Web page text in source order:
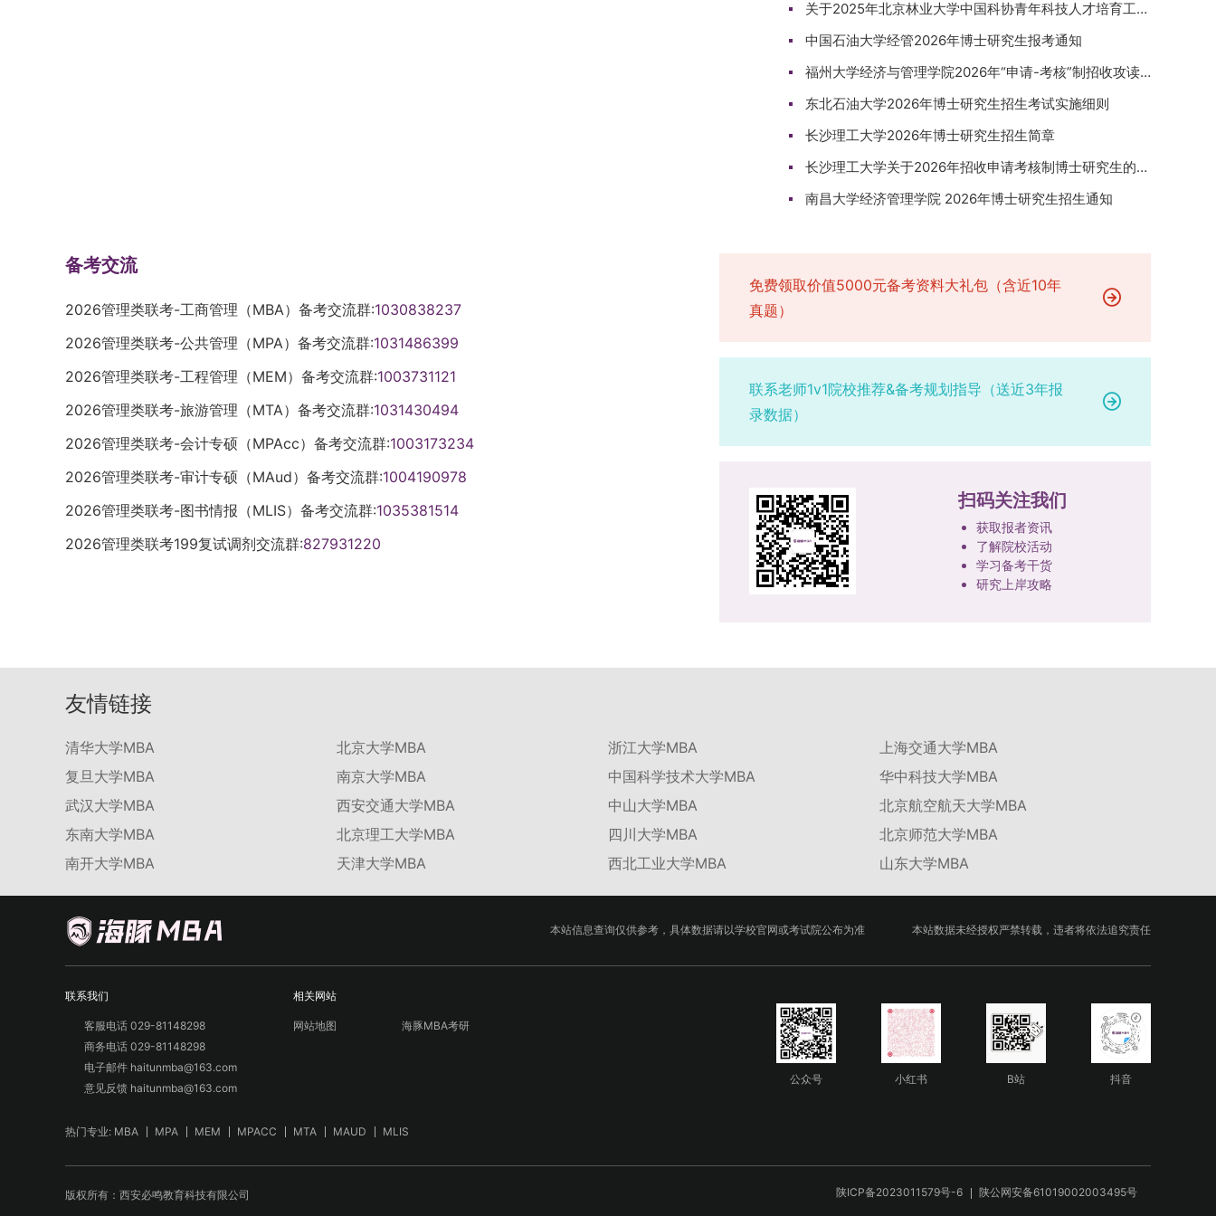
关于2025年北京林业大学中国科协青年科技人才培育工程博士生推荐工作的通知
中国石油大学经管2026年博士研究生报考通知
福州大学经济与管理学院2026年“申请-考核”制招收攻读博士学位研究生相关要求
东北石油大学2026年博士研究生招生考试实施细则
长沙理工大学2026年博士研究生招生简章
长沙理工大学关于2026年招收申请考核制博士研究生的通知
南昌大学经济管理学院 2026年博士研究生招生通知
备考交流
2026管理类联考-工商管理（MBA）备考交流群:1030838237
2026管理类联考-公共管理（MPA）备考交流群:1031486399
2026管理类联考-工程管理（MEM）备考交流群:1003731121
2026管理类联考-旅游管理（MTA）备考交流群:1031430494
2026管理类联考-会计专硕（MPAcc）备考交流群:1003173234
2026管理类联考-审计专硕（MAud）备考交流群:1004190978
2026管理类联考-图书情报（MLIS）备考交流群:1035381514
2026管理类联考199复试调剂交流群:827931220
免费领取价值5000元备考资料大礼包（含近10年
真题）
联系老师1v1院校推荐&备考规划指导（送近3年报
录数据）
扫码关注我们
获取报者资讯
了解院校活动
学习备考干货
研究上岸攻略
友情链接
清华大学MBA 北京大学MBA 浙江大学MBA
上海交通大学MBA
复旦大学MBA
南京大学MBA 中国科学技术大学MBA
华中科技大学MBA
武汉大学MBA
西安交通大学MBA 中山大学MBA
北京航空航天大学MBA
东南大学MBA
北京理工大学MBA 四川大学MBA
北京师范大学MBA
南开大学MBA
天津大学MBA 西北工业大学MBA 山东大学MBA
本站信息查询仅供参考，具体数据请以学校官网或考试院公布为准 本站数据未经授权严禁转载，违者将依法追究责任
联系我们
客服电话 029-81148298
商务电话 029-81148298
电子邮件 haitunmba@163.com
意见反馈 haitunmba@163.com
相关网站
网站地图 海豚MBA考研
公众号 小红书 B站 抖音
热门专业: MBA MPA MEM MPACC MTA MAUD MLIS
版权所有：西安必鸣教育科技有限公司 陕ICP备2023011579号-6 陕公网安备61019002003495号